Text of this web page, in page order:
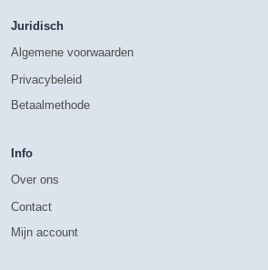
Juridisch
Algemene voorwaarden
Privacybeleid
Betaalmethode
Info
Over ons
Contact
Mijn account